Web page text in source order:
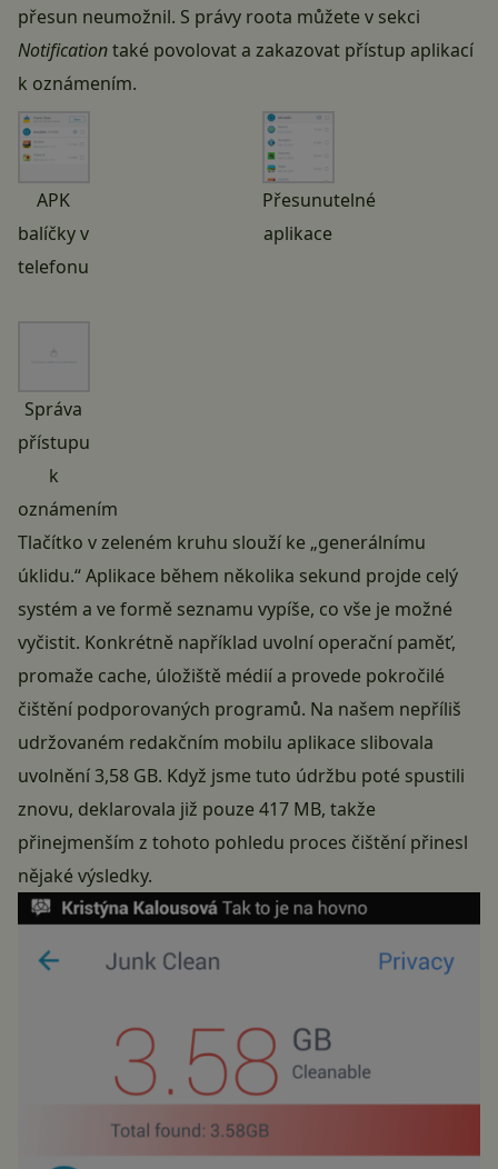
přesun neumožnil. S právy roota můžete v sekci
Notificationtaké povolovat a zakazovat přístup aplikací
k oznámením.
APK
balíčky v
telefonu
Přesunutelné
aplikace
Správa
přístupu
k
oznámením
Tlačítko v zeleném kruhu slouží ke „generálnímu
úklidu.“ Aplikace během několika sekund projde celý
systém a ve formě seznamu vypíše, co vše je možné
vyčistit. Konkrétně například uvolní operační paměť,
promaže cache, úložiště médií a provede pokročilé
čištění podporovaných programů. Na našem nepříliš
udržovaném redakčním mobilu aplikace slibovala
uvolnění 3,58 GB. Když jsme tuto údržbu poté spustili
znovu, deklarovala již pouze 417 MB, takže
přinejmenším z tohoto pohledu proces čištění přinesl
nějaké výsledky.